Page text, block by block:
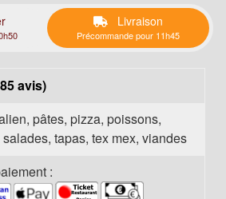
Livraison
Précommande pour 11h45
avis)
pâtes, pizza, poissons,
tapas, tex mex, viandes
: